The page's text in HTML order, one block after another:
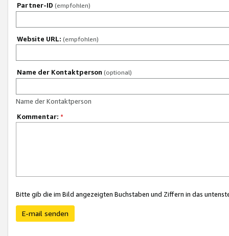
Partner-ID (empfohlen)
Website URL: (empfohlen)
Name der Kontaktperson (optional)
Name der Kontaktperson
Kommentar: *
Bitte gib die im Bild angezeigten Buchstaben und Ziffern in das
E-mail senden